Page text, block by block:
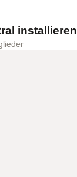
installieren